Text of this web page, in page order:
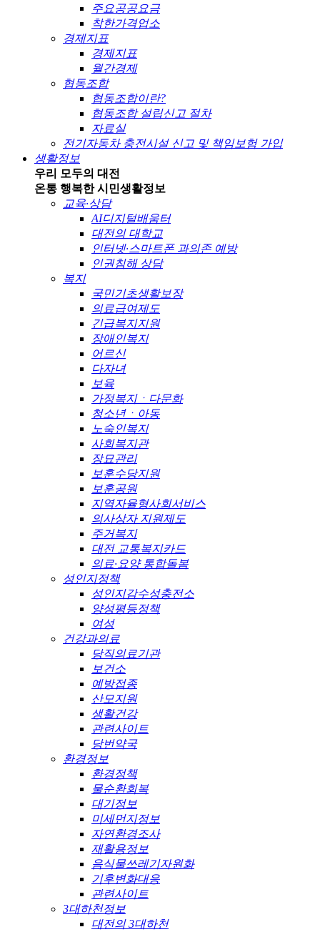
주요공공요금
착한가격업소
경제지표
경제지표
월간경제
협동조합
협동조합이란?
협동조합 설립신고 절차
자료실
전기자동차 충전시설 신고 및 책임보험 가입
생활정보
우리 모두의 대전
온통 행복한 시민생활정보
교육·상담
AI디지털배움터
대전의 대학교
인터넷·스마트폰 과의존 예방
인권침해 상담
복지
국민기초생활보장
의료급여제도
긴급복지지원
장애인복지
어르신
다자녀
보육
가정복지ㆍ다문화
청소년ㆍ아동
노숙인복지
사회복지관
장묘관리
보훈수당지원
보훈공원
지역자율형사회서비스
의사상자 지원제도
주거복지
대전 교통복지카드
의료·요양 통합돌봄
성인지정책
성인지감수성충전소
양성평등정책
여성
건강과의료
당직의료기관
보건소
예방접종
산모지원
생활건강
관련사이트
당번약국
환경정보
환경정책
물순환회복
대기정보
미세먼지정보
자연환경조사
재활용정보
음식물쓰레기자원화
기후변화대응
관련사이트
3대하천정보
대전의 3대하천